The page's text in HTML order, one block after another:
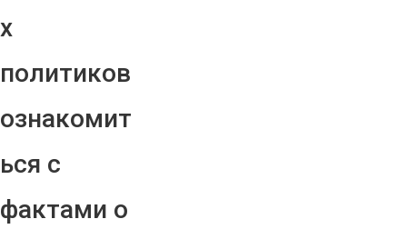
х
политиков
ознакомит
ься с
фактами о